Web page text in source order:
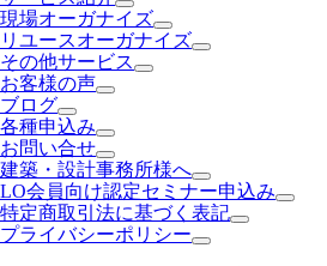
現場オーガナイズ
リユースオーガナイズ
その他サービス
お客様の声
ブログ
各種申込み
お問い合せ
建築・設計事務所様へ
LO会員向け認定セミナー申込み
特定商取引法に基づく表記
プライバシーポリシー